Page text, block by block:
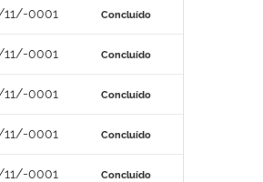
0001 Concluído
0001 Concluído
0001 Concluído
0001 Concluído
0001 Concluído